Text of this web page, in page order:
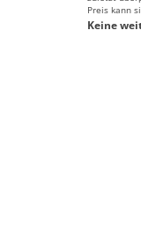
Preis kann
Keine